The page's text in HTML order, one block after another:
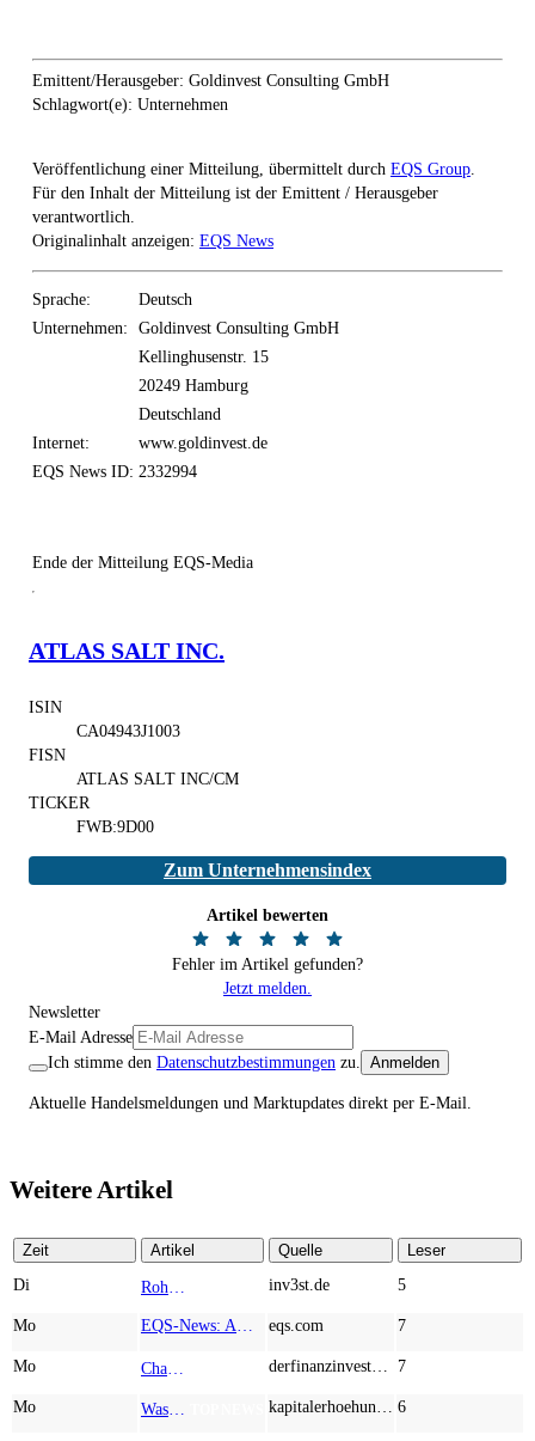
Emittent/Herausgeber: Goldinvest Consulting GmbH
Schlagwort(e): Unternehmen
Veröffentlichung einer Mitteilung, übermittelt durch EQS Group
Für den Inhalt der Mitteilung ist der Emittent / Herausgeber
verantwortlich.
Originalinhalt anzeigen: EQS News
Sprache:
Deutsch
Unternehmen:
Goldinvest Consulting GmbH
Kellinghusenstr. 15
20249 Hamburg
Deutschland
Internet:
www.goldinvest.de
EQS News ID: 2332994
Ende der Mitteilung EQS-Media
ATLAS SALT INC.
ISIN
CA04943J1003
FISN
ATLAS SALT INC/CM
TICKER
FWB:9D00
Zum Unternehmensindex
Artikel bewerten
Fehler im Artikel gefunden?
Jetzt melden.
Newsletter
E-Mail Adresse
Ich stimme den Datenschutzbestimmungen zu. Anmelden
Aktuelle Handelsmeldungen und Marktupdates direkt per E-Mail.
Weitere Artikel
Zeit Artikel Quelle
Leser
Di
inv3st.de 5
Mo eqs.com 7
Mo 7
Mo 6